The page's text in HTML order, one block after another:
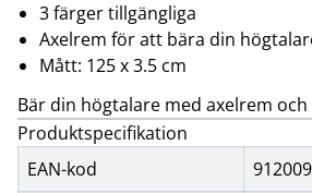
3 färger tillgängliga
Axelrem för att bära din
Mått: 125 x 3.5 cm
Bär din högtalare med axelrem
Produktspecifikation
EAN-kod